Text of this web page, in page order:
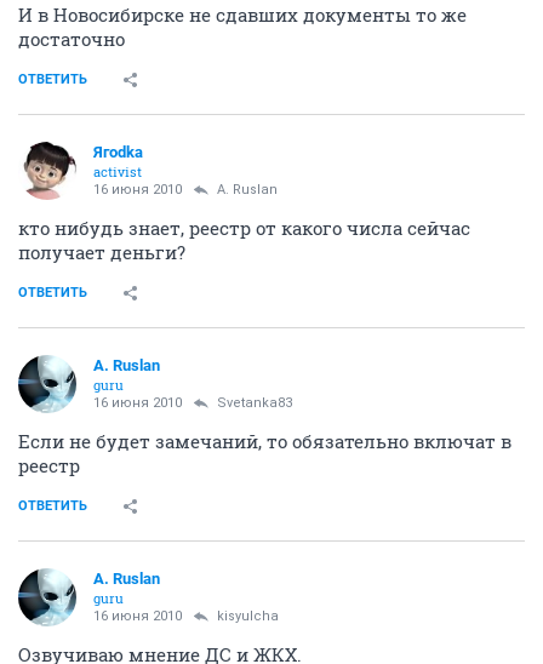
И в Новосибирске не сдавших документы то же
достаточно
ОТВЕТИТЬ
Ягоdkа
activist
16 июня 2010 A. Ruslan
кто нибудь знает, реестр от какого числа сейчас
получает деньги?
ОТВЕТИТЬ
A. Ruslan
guru
16 июня 2010 Svetanka83
Если не будет замечаний, то обязательно включат в
реестр
ОТВЕТИТЬ
A. Ruslan
guru
16 июня 2010 kisyulcha
Озвучиваю мнение ДС и ЖКХ.